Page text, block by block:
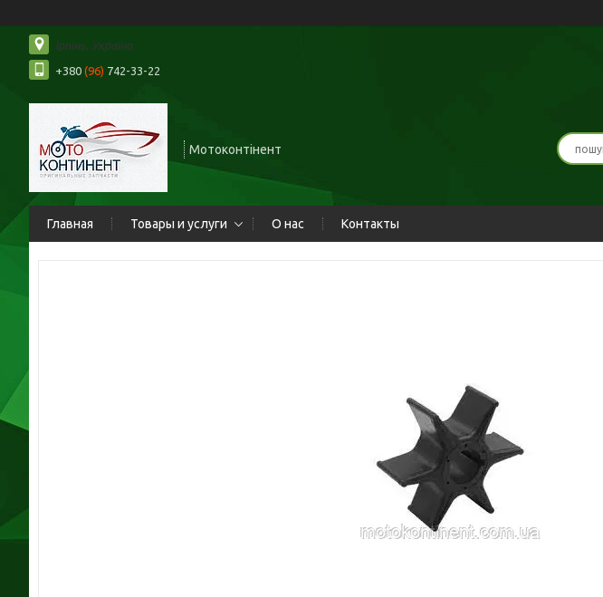
Ірпінь, Україна
+380 (96) 742-33-22
Мотоконтінент
Главная Товары и услуги О нас Контакты